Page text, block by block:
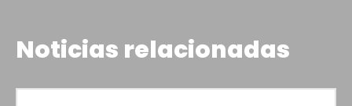
Noticias relacionadas